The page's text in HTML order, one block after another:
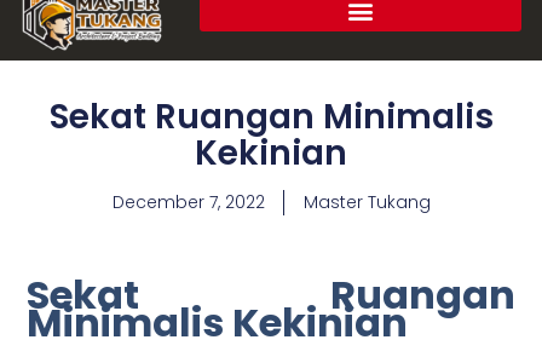
Sekat Ruangan Minimalis
Kekinian
December 7, 2022 Master Tukang
Sekat Ruangan
Minimalis Kekinian